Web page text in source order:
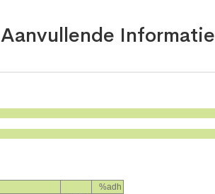
Aanvullende Informatie
%adh